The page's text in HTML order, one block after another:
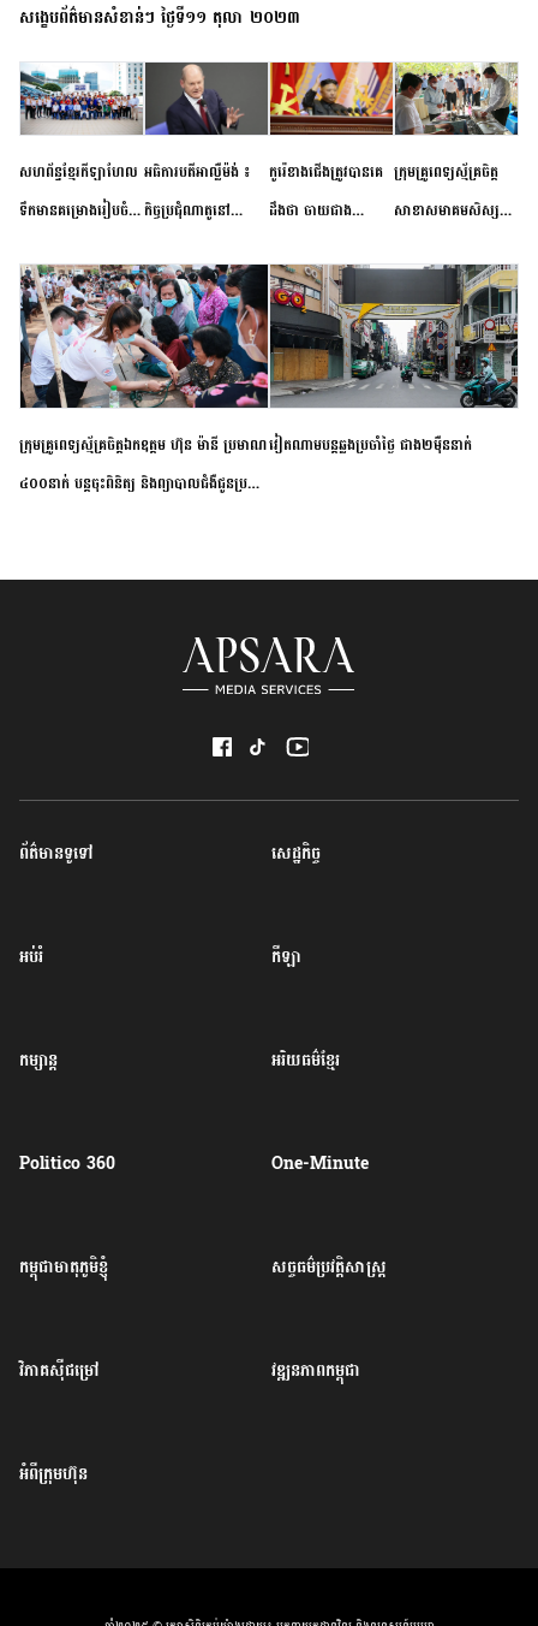
សង្ខេបព័ត៌មានសំខាន់ៗ ថ្ងៃទី១១ តុលា ២០២៣
សហព័ន្ធខ្មែរកីឡាហែល
ទឹកមានគម្រោងរៀបចំ
កម្រិតបឋម ដល់ឧត្តម
សិក្សានាពេលខាងមុខ
អធិការបតីអាល្លឺម៉ង់ ៖
កិច្ចប្រជុំណាតូនៅ
ខាងមុខនឹងបញ្ជូនសញ្ញា
នៃភាពស្អិតរមួត និង
ការប្តេជ្ញាចិត្ត
កូរ៉េខាងជើងត្រូវបានគេ
ដឹងថា ចាយជាង
អភិវឌ្ឍន៍នុយក្លេអ៊ែរ
ក្រុមគ្រូពេទ្យស្ម័គ្រចិត្ត
សាខាសមាគមសិស្ស
ខេត្តកំពង់ចាម ចុះពិនិត្យ
ពិគ្រោះជំងឺទូទៅ និងផ្តល់
ថ្នាំពេទ្យជូនប្រជាពលរដ្ឋ
រស់នៅសង្កាត់បឹងកុក
ក្រុមគ្រូពេទ្យស្ម័គ្រចិត្តឯកឧត្តម ហ៊ុន ម៉ានី ប្រមាណ
៤០០នាក់ បន្តចុះពិនិត្យ និងព្យាបាលជំងឺជូនប្រជា
វៀតណាម​បន្ត​ឆ្លង​ប្រចាំថ្ងៃ​ ​ជាង​២​ម៉ឺន​នាក់​
ព័ត៌មានទូទៅ សេដ្ឋកិច្ច
អប់រំ កីឡា
កម្សាន្ត អរិយធម៌ខ្មែរ
Politico 360 One-Minute
កម្ពុជាមាតុភូមិខ្ញុំ សច្ចធម៌ប្រវត្តិសាស្ត្រ
វិភាគសុីជម្រៅ វឌ្ឍនភាពកម្ពុជា
អំពីក្រុមហ៊ុន